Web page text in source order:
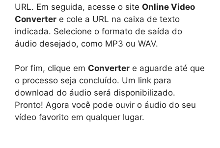
URL. Em seguida, acesse o site Online Video
Converter e cole a URL na caixa de texto
indicada. Selecione o formato de saída do
áudio desejado, como MP3 ou WAV.
Por fim, clique em Converter e aguarde até que
o processo seja concluído. Um link para
download do áudio será disponibilizado.
Pronto! Agora você pode ouvir o áudio do seu
vídeo favorito em qualquer lugar.